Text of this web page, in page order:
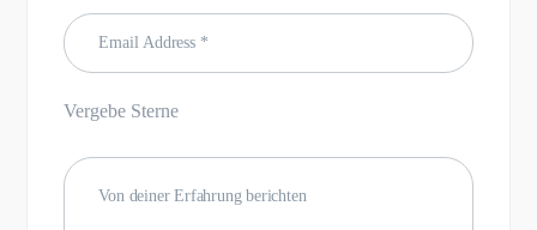
Vergebe Sterne